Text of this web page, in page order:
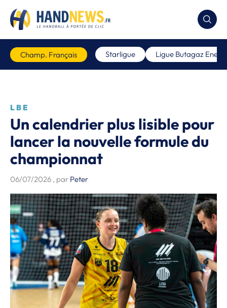
Champ. Français Starligue Ligue Butagaz
LBE
Un calendrier plus lisible pour
lancer la nouvelle formule du
championnat
06/07/2026 , par Peter